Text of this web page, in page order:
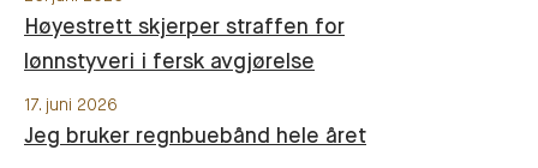
Høyestrett skjerper straffen for
lønnstyveri i fersk avgjørelse
17. juni 2026
Jeg bruker regnbuebånd hele året